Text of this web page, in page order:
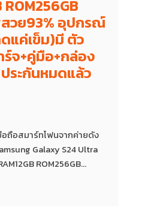
ROM256GB
วย93% อุปกรณ์
แค่เข็ม)มี ตัว
ร์จ+คู่มือ+กล่อง
ะกันหมดแล้ว
ถือสมาร์ทโฟนจากค่ายดัง
Galaxy S24 Ultra
ROM256GB...